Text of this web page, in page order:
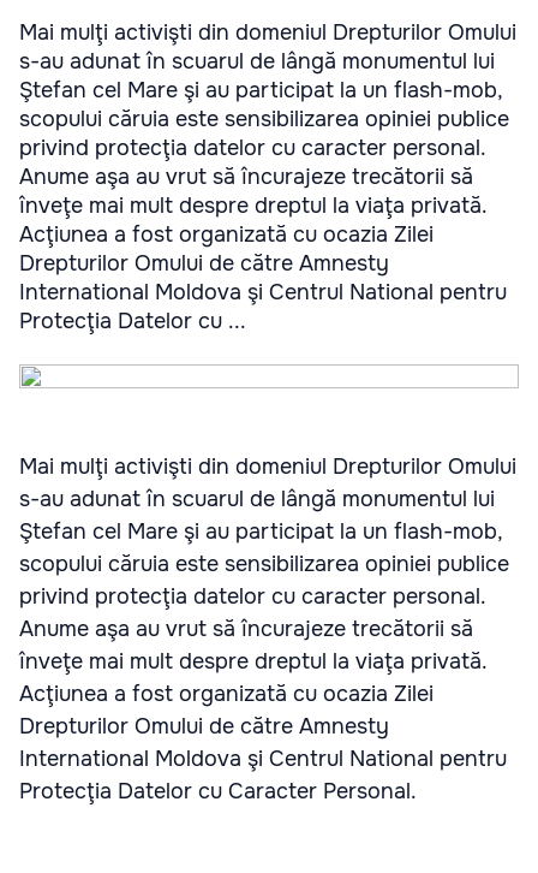
Mai mulţi activişti din domeniul Drepturilor Omului
s-au adunat în scuarul de lângă monumentul lui
Ştefan cel Mare şi au participat la un flash-mob,
scopului căruia este sensibilizarea opiniei publice
privind protecţia datelor cu caracter personal.
Anume aşa au vrut să încurajeze trecătorii să
înveţe mai mult despre dreptul la viaţa privată.
Acţiunea a fost organizată cu ocazia Zilei
Drepturilor Omului de către Amnesty
International Moldova şi Centrul National pentru
Protecţia Datelor cu ...
Mai mulţi activişti din domeniul Drepturilor Omului
s-au adunat în scuarul de lângă monumentul lui
Ştefan cel Mare şi au participat la un flash-mob,
scopului căruia este sensibilizarea opiniei publice
privind protecţia datelor cu caracter personal.
Anume aşa au vrut să încurajeze trecătorii să
înveţe mai mult despre dreptul la viaţa privată.
Acţiunea a fost organizată cu ocazia Zilei
Drepturilor Omului de către Amnesty
International Moldova şi Centrul National pentru
Protecţia Datelor cu Caracter Personal.